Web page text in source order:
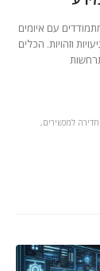
עם איומים
וזהויות. הכלים
למכשירים,